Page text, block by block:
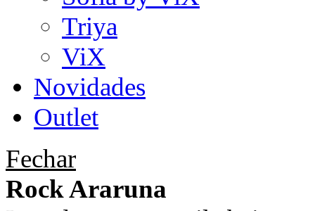
Triya
ViX
Novidades
Outlet
Fechar
Rock Araruna